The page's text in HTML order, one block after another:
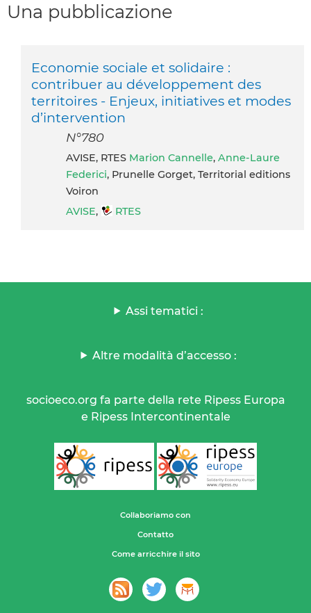
Una pubblicazione
Economie sociale et solidaire :
contribuer au développement des
territoires - Enjeux, initiatives et modes
d’intervention
N°780
AVISE, RTES Marion Cannelle, Anne-Laure
Federici, Prunelle Gorget, Territorial editions
Voiron
AVISE, RTES
Assi tematici :
Altre modalità d’accesso :
socioeco.org fa parte della rete Ripess Europa
e Ripess Intercontinentale
Collaboriamo con
Contatto
Come arricchire il sito